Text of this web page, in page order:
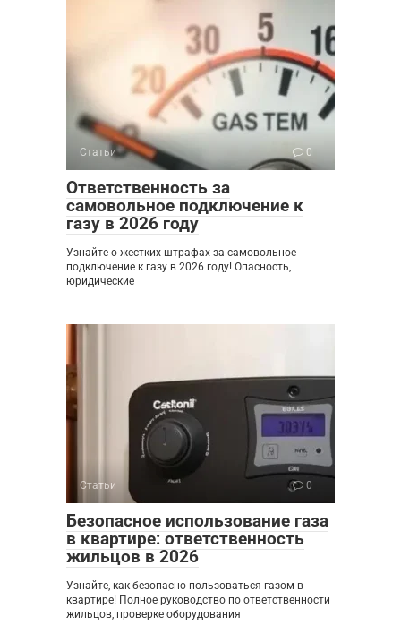
Статьи 0
Ответственность за
самовольное подключение к
газу в 2026 году
Узнайте о жестких штрафах за самовольное
подключение к газу в 2026 году! Опасность,
юридические
Статьи 0
Безопасное использование газа
в квартире: ответственность
жильцов в 2026
Узнайте, как безопасно пользоваться газом в
квартире! Полное руководство по ответственности
жильцов, проверке оборудования